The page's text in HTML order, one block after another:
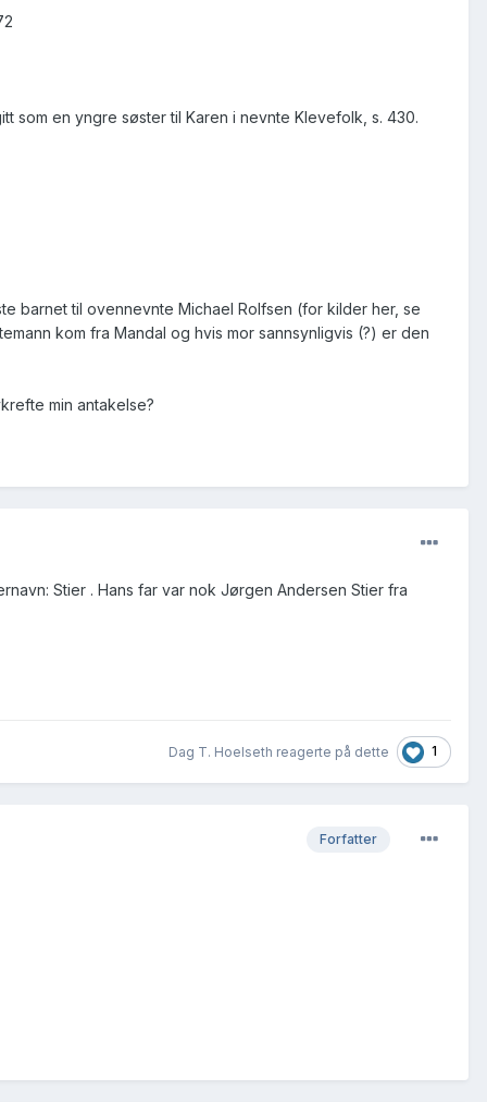
som en yngre søster til Karen i nevnte Klevefolk, s. 430.
barnet til ovennevnte Michael Rolfsen (for kilder her, se
kom fra Mandal og hvis mor sannsynligvis (?) er den
min antakelse?
Stier . Hans far var nok Jørgen Andersen Stier fra
Dag T. Hoelseth reagerte på dette 1
Forfatter